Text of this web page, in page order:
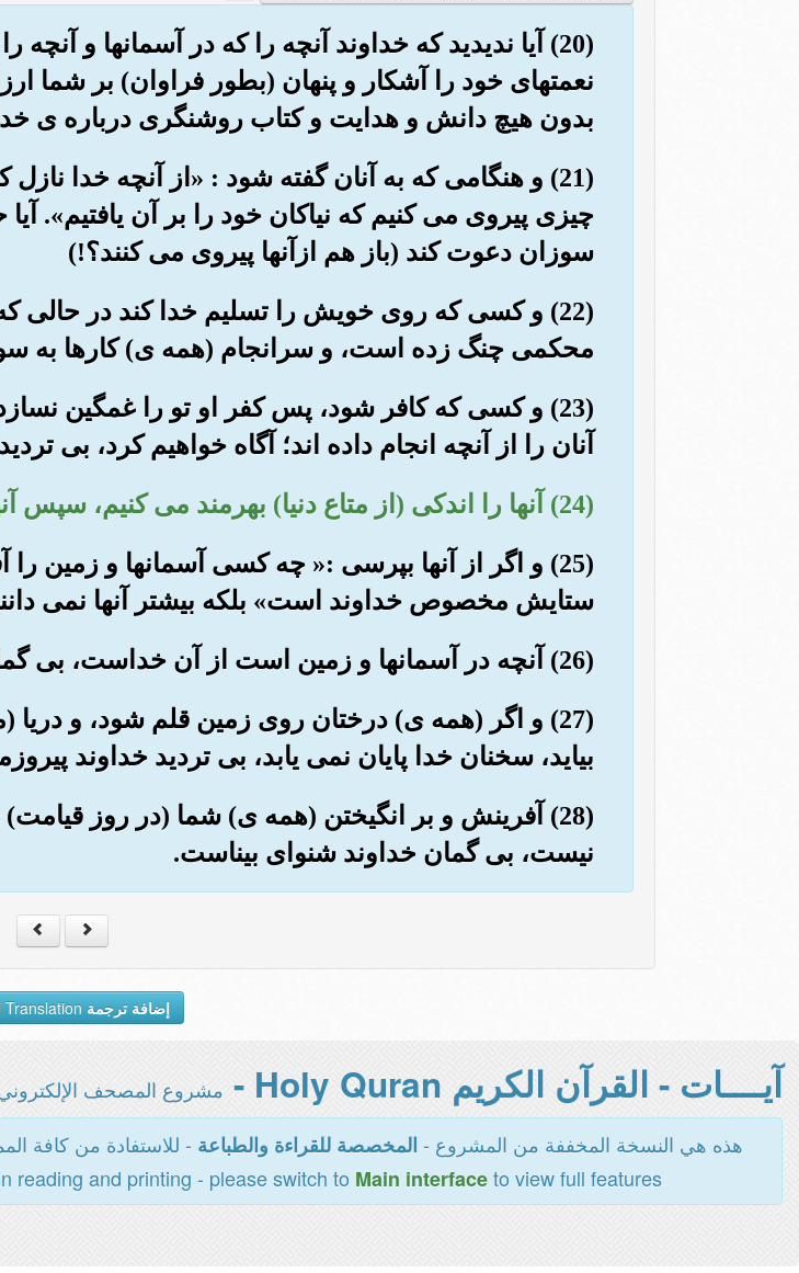
(20) آیا ندیدید که خداوند آنچه را که در آسمانها و
نعمتهای خود را آشکار و پنهان (بطور فراوان) بر
بدون هیچ دانش و هدایت و کتاب روشنگری درباره ی
(21) و هنگامی که به آنان گفته شود : «از آنچه خدا
چیزی پیروی می کنیم که نیاکان خود را بر آن یافتیم».
سوزان دعوت کند (باز هم ازآنها پیروی می کنند؟!)
(22) و کسی که روی خویش را تسلیم خدا کند در حالی
محکمی چنگ زده است، و سرانجام (همه ی) کارها به
(23) و کسی که کافر شود، پس کفر او تو را غمگین
آنان را از آنچه انجام داده اند؛ آگاه خواهیم کرد، بی
(24) آنها را اندکی (از متاع دنیا) بهرمند می کنیم، سپس آنها را به (تحمل) عذاب سختی ناگزیر سازیم.
(25) و اگر از آنها بپرسی :« چه کسی آسمانها و زمین
ستایش مخصوص خداوند است» بلکه بیشتر آنها نمی
(26) آنچه در آسمانها و زمین است از آن خداست، بی گمان خداوند است که بی نیاز ستوده است.
(27) و اگر (همه ی) درختان روی زمین قلم شود، و
بیاید، سخنان خدا پایان نمی یابد، بی تردید خداوند
(28) آفرینش و بر انگیختن (همه ی) شما (در روز
نیست، بی گمان خداوند شنوای بیناست.
إضافة ترجمة
آيــــات - القرآن الكريم Holy Quran - مشروع المصحف
هذه هي النسخة المخففة من المشروع - المخصصة للقراءة والطباعة - للاستفادة من كافة
reading and printing - please switch to Main interfaceto view full features